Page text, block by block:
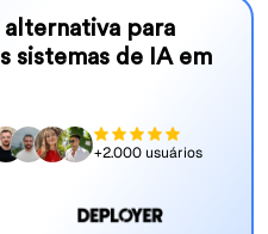
para
sistemas de IA em
+2.000 usuários